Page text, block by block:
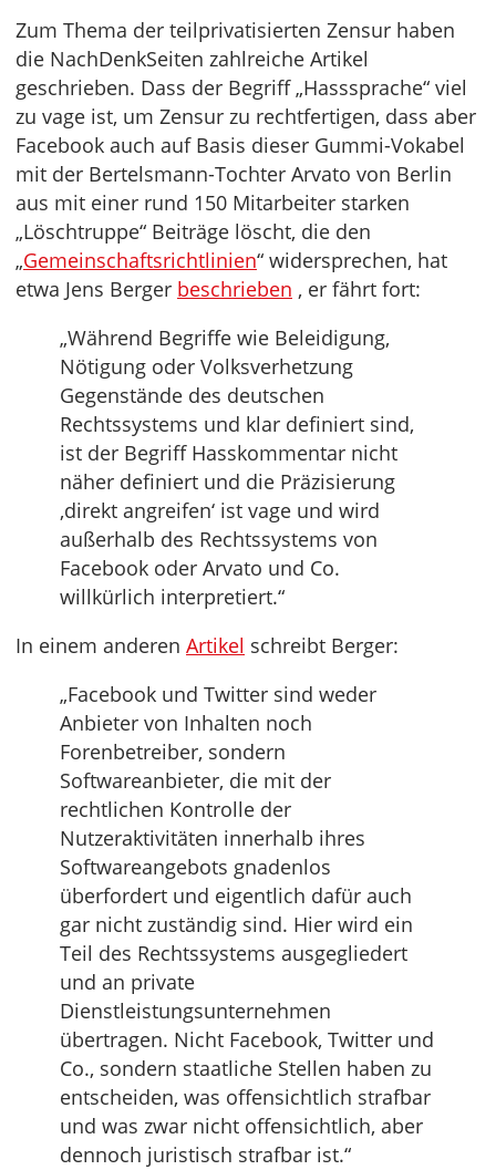
Zum Thema der teilprivatisierten Zensur haben
die NachDenkSeiten zahlreiche Artikel
geschrieben. Dass der Begriff „Hasssprache“ viel
zu vage ist, um Zensur zu rechtfertigen, dass aber
Facebook auch auf Basis dieser Gummi-Vokabel
mit der Bertelsmann-Tochter Arvato von Berlin
aus mit einer rund 150 Mitarbeiter starken
„Löschtruppe“ Beiträge löscht, die den
„Gemeinschaftsrichtlinien“ widersprechen, hat
etwa Jens Berger beschrieben , er fährt fort:
„Während Begriffe wie Beleidigung,
Nötigung oder Volksverhetzung
Gegenstände des deutschen
Rechtssystems und klar definiert sind,
ist der Begriff Hasskommentar nicht
näher definiert und die Präzisierung
‚direkt angreifen‘ ist vage und wird
außerhalb des Rechtssystems von
Facebook oder Arvato und Co.
willkürlich interpretiert.“
In einem anderen Artikel schreibt Berger:
„Facebook und Twitter sind weder
Anbieter von Inhalten noch
Forenbetreiber, sondern
Softwareanbieter, die mit der
rechtlichen Kontrolle der
Nutzeraktivitäten innerhalb ihres
Softwareangebots gnadenlos
überfordert und eigentlich dafür auch
gar nicht zuständig sind. Hier wird ein
Teil des Rechtssystems ausgegliedert
und an private
Dienstleistungsunternehmen
übertragen. Nicht Facebook, Twitter und
Co., sondern staatliche Stellen haben zu
entscheiden, was offensichtlich strafbar
und was zwar nicht offensichtlich, aber
dennoch juristisch strafbar ist.“